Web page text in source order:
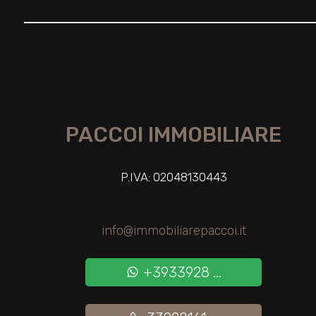
PACCOI IMMOBILIARE
P.IVA: 02048130443
info@immobiliarepaccoi.it
+3933928 ...
Nuova costruzione